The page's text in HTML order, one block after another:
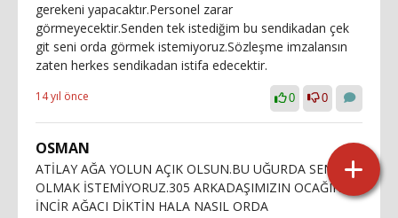
gerekeni yapacaktır.Personel zarar
görmeyecektir.Senden tek istediğim bu sendikadan çek
git seni orda görmek istemiyoruz.Sözleşme imzalansın
zaten herkes sendikadan istifa edecektir.
14 yıl önce 0 0
OSMAN
ATİLAY AĞA YOLUN AÇIK OLSUN.BU UĞURDA SENLE
OLMAK İSTEMİYORUZ.305 ARKADAŞIMIZIN OCAĞINA
İNCİR AĞACI DİKTİN HALA NASIL ORDA